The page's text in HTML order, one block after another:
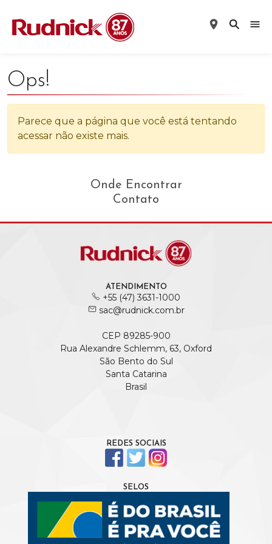
Ops!
Parece que a página que você está tentando
acessar não existe mais.
Onde Encontrar
Contato
ATENDIMENTO
+55 (47) 3631-1000
sac@rudnick.com.br
CEP 89285-900
Rua Alexandre Schlemm, 63, Oxford
São Bento do Sul
Santa Catarina
Brasil
REDES SOCIAIS
SELOS